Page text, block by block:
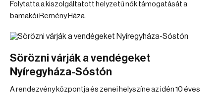
Folytatta a kiszolgáltatott helyzetű nők támogatását a
bamakói Remény Háza.
Sörözni várják a vendégeket
Nyíregyháza-Sóstón
A rendezvény központja és zenei helyszíne az idén 10 éves